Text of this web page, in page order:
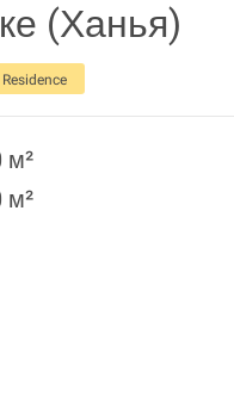
(Ханья)
Residence
м²
м²